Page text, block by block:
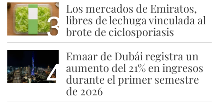
3
Los mercados de Emiratos,
libres de lechuga vinculada al
brote de ciclosporiasis
4
Emaar de Dubái registra un
aumento del 21% en ingresos
durante el primer semestre
de 2026